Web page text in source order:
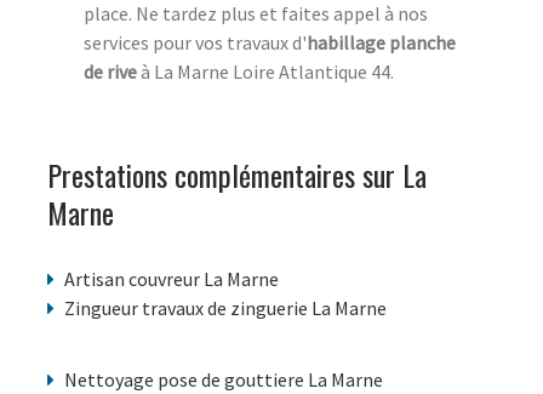
place. Ne tardez plus et faites appel à nos
services pour vos travaux d'habillage planche
de riveà La Marne Loire Atlantique 44.
Prestations complémentaires sur La
Marne
Artisan couvreur La Marne
Zingueur travaux de zinguerie La Marne
Nettoyage pose de gouttiere La Marne